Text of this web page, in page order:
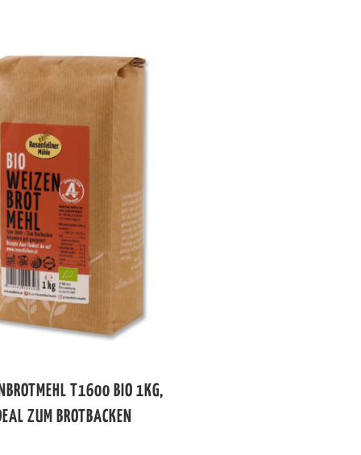
T1600 BIO 1KG,
ZUM BROTBACKEN